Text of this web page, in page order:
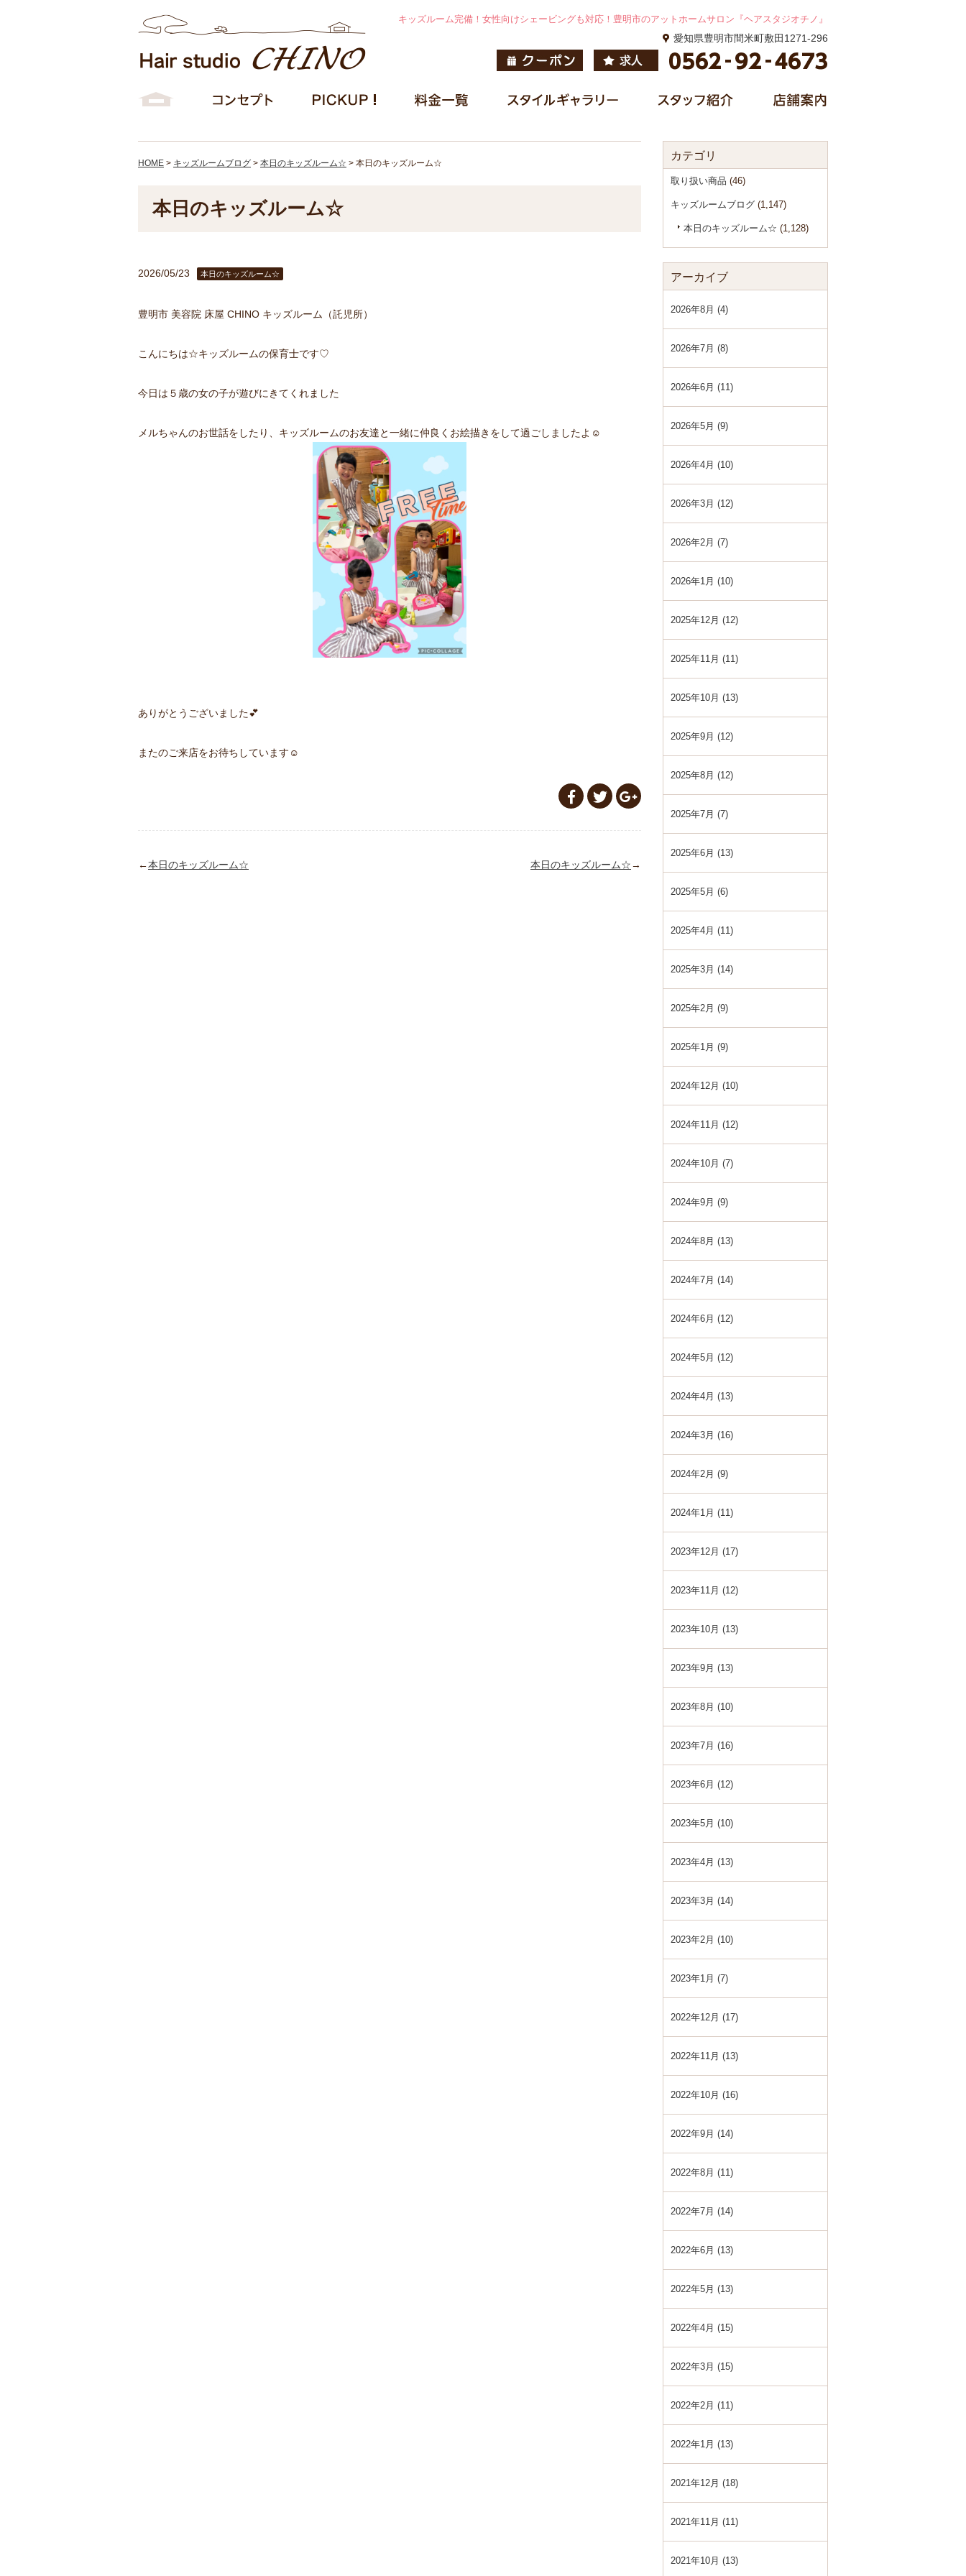
キッズルーム完備！女性向けシェービングも対応！豊明市のアットホームサロン『ヘアスタジオチノ』
愛知県豊明市間米町敷田1271-296
HOME > キッズルームブログ > 本日のキッズルーム☆ > 本日のキッズルーム☆
本日のキッズルーム☆
2026/05/23 本日のキッズルーム☆
豊明市 美容院 床屋 CHINO キッズルーム（託児所）
こんにちは☆キッズルームの保育士です♡
今日は５歳の女の子が遊びにきてくれました
メルちゃんのお世話をしたり、キッズルームのお友達と一緒に仲良くお絵描きをして過ごしましたよ☺️
ありがとうございました💕
またのご来店をお待ちしています☺️
←本日のキッズルーム☆ 本日のキッズルーム☆→
カテゴリ
取り扱い商品 (46)
キッズルームブログ (1,147)
本日のキッズルーム☆ (1,128)
アーカイブ
2026年8月 (4)
2026年7月 (8)
2026年6月 (11)
2026年5月 (9)
2026年4月 (10)
2026年3月 (12)
2026年2月 (7)
2026年1月 (10)
2025年12月 (12)
2025年11月 (11)
2025年10月 (13)
2025年9月 (12)
2025年8月 (12)
2025年7月 (7)
2025年6月 (13)
2025年5月 (6)
2025年4月 (11)
2025年3月 (14)
2025年2月 (9)
2025年1月 (9)
2024年12月 (10)
2024年11月 (12)
2024年10月 (7)
2024年9月 (9)
2024年8月 (13)
2024年7月 (14)
2024年6月 (12)
2024年5月 (12)
2024年4月 (13)
2024年3月 (16)
2024年2月 (9)
2024年1月 (11)
2023年12月 (17)
2023年11月 (12)
2023年10月 (13)
2023年9月 (13)
2023年8月 (10)
2023年7月 (16)
2023年6月 (12)
2023年5月 (10)
2023年4月 (13)
2023年3月 (14)
2023年2月 (10)
2023年1月 (7)
2022年12月 (17)
2022年11月 (13)
2022年10月 (16)
2022年9月 (14)
2022年8月 (11)
2022年7月 (14)
2022年6月 (13)
2022年5月 (13)
2022年4月 (15)
2022年3月 (15)
2022年2月 (11)
2022年1月 (13)
2021年12月 (18)
2021年11月 (11)
2021年10月 (13)